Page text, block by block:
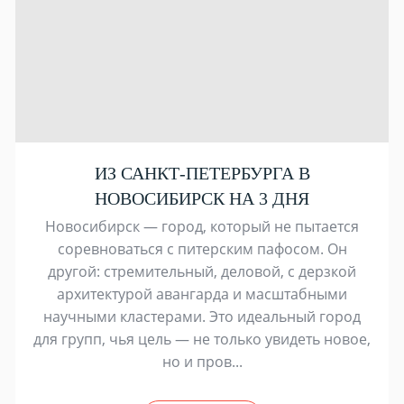
ИЗ САНКТ-ПЕТЕРБУРГА В
НОВОСИБИРСК НА 3 ДНЯ
Новосибирск — город, который не пытается
соревноваться с питерским пафосом. Он
другой: стремительный, деловой, с дерзкой
архитектурой авангарда и масштабными
научными кластерами. Это идеальный город
для групп, чья цель — не только увидеть новое,
но и пров...